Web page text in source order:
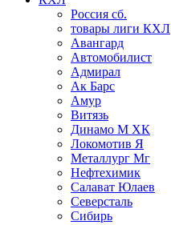
Россия сб.
товары лиги КХЛ
Авангард
Автомобилист
Адмирал
Ак Барс
Амур
Витязь
Динамо М ХК
Локомотив Я
Металлург Мг
Нефтехимик
Салават Юлаев
Северсталь
Сибирь